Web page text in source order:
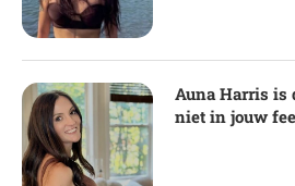
Auna Harris is
niet in jouw